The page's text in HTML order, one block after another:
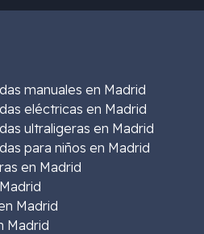
manuales en Madrid
eléctricas en Madrid
ultraligeras en Madrid
para niños en Madrid
en Madrid
Madrid
Madrid